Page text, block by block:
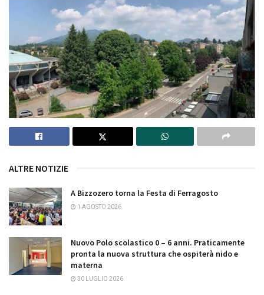
ALTRE NOTIZIE
A Bizzozero torna la Festa di Ferragosto
1 AGOSTO 2026
Nuovo Polo scolastico 0 – 6 anni. Praticamente
pronta la nuova struttura che ospiterà nido e
materna
30 LUGLIO 2026